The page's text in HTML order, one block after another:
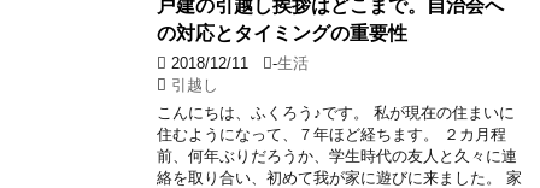
戸建の引越し挨拶はどこまで。自治会へ
の対応とタイミングの重要性
2018/12/11 -生活
引越し
こんにちは、ふくろう♪です。 私が現在の住まいに
住むようになって、７年ほど経ちます。 ２カ月程
前、何年ぶりだろうか、学生時代の友人と久々に連
絡を取り合い、初めて我が家に遊びに来ました。 家